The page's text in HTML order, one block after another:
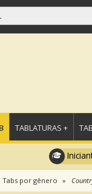
TABLATURAS +
Tabs por gênero